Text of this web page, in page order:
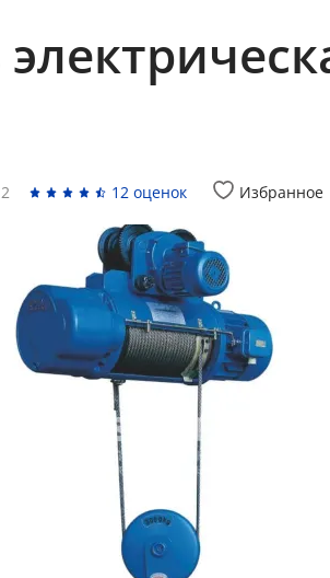
12 оценок Избранное